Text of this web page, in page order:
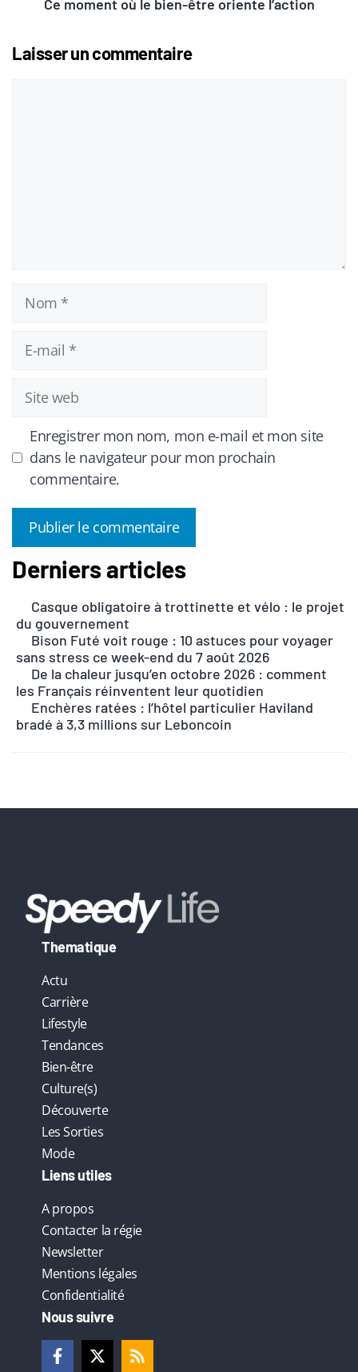
Ce moment où le bien-être oriente l’action
Laisser un commentaire
Nom
mail
Site
web
Enregistrer mon nom, mon e-mail et mon site
dans le navigateur pour mon prochain
commentaire.
A
e
r
a
Derniers articles
Casque obligatoire à trottinette et vélo : le projet
du gouvernement
Bison Futé voit rouge : 10 astuces pour voyager
sans stress ce week-end du 7 août 2026
De la chaleur jusqu’en octobre 2026 : comment
les Français réinventent leur quotidien
Enchères ratées : l’hôtel particulier Haviland
bradé à 3,3 millions sur Leboncoin
Thematique
Actu
Carrière
Lifestyle
Tendances
Bien-être
Culture(s)
Découverte
Les Sorties
Mode
Liens utiles
A propos
Contacter la régie
Newsletter
Mentions légales
Confidentialité
Nous suivre